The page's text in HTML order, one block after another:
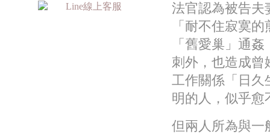
法官認為被告夫
「耐不住寂寞
「舊愛巢」通
刺外，也造成曾
工作關係「日久
明的人，似乎愈
但兩人所為與一